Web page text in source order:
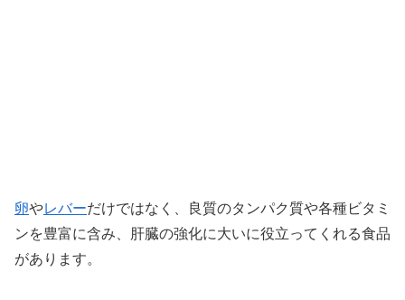
卵やレバーだけではなく、良質のタンパク質や各種ビタミ
ンを豊富に含み、肝臓の強化に大いに役立ってくれる食品
があります。